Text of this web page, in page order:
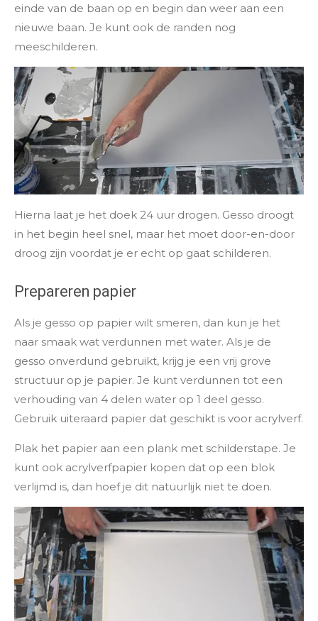
einde van de baan op en begin dan weer aan een
nieuwe baan. Je kunt ook de randen nog
meeschilderen.
Hierna laat je het doek 24 uur drogen. Gesso droogt
in het begin heel snel, maar het moet door-en-door
droog zijn voordat je er echt op gaat schilderen.
Prepareren papier
Als je gesso op papier wilt smeren, dan kun je het
naar smaak wat verdunnen met water. Als je de
gesso onverdund gebruikt, krijg je een vrij grove
structuur op je papier. Je kunt verdunnen tot een
verhouding van 4 delen water op 1 deel gesso.
Gebruik uiteraard papier dat geschikt is voor acrylverf.
Plak het papier aan een plank met schilderstape. Je
kunt ook acrylverfpapier kopen dat op een blok
verlijmd is, dan hoef je dit natuurlijk niet te doen.